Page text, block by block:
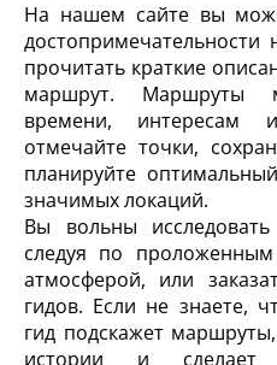
На нашем сайте вы
достопримечательности
прочитать краткие
маршрут. Маршруты
времени, интересам
отмечайте точки,
планируйте
значимых локаций.
Вы вольны исследовать
следуя по
атмосферой, или
гидов. Если не знаете,
гид подскажет
истории и